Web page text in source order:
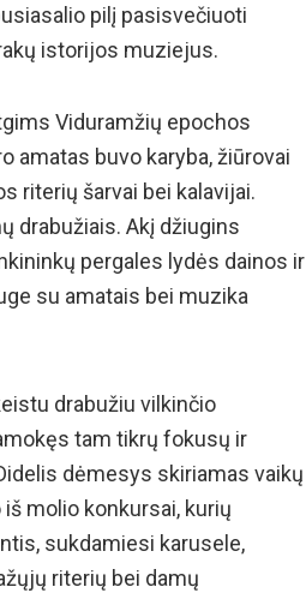
pilį pasisvečiuoti
istorijos muziejus.
Viduramžių epochos
amatas buvo karyba, žiūrovai
riterių šarvai bei kalavijai.
drabužiais. Akį džiugins
pergales lydės dainos ir
su amatais bei muzika
drabužiu vilkinčio
tam tikrų fokusų ir
dėmesys skiriamas vaikų
molio konkursai, kurių
sukdamiesi karusele,
riterių bei damų